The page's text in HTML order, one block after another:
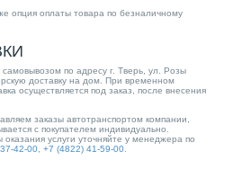
опция оплаты товара по безналичному
по адресу г. Тверь, ул. Розы
доставку на дом. При временном
осуществляется под заказ, после внесения
заказы автотранспортом компании,
с покупателем индивидуально.
услуги уточняйте у менеджера по
42-00 +7 (4822) 41-59-00